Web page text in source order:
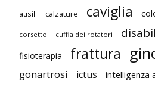
ausili calzature caviglia
corsetto cuffia dei rotatori
fisioterapia frattura
gonartrosi ictus intelligenza